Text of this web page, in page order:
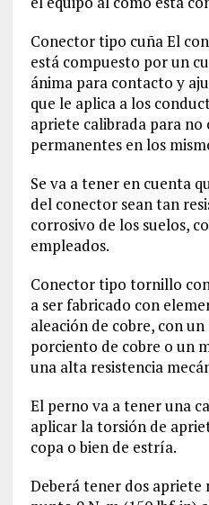
Conector tipo cuña El
está compuesto por un
ánima para contacto y
que le aplica a los
apriete calibrada para no
permanentes en los
Se va a tener en cuenta
del conector sean tan
corrosivo de los suelos,
empleados.
Conector tipo tornillo
a ser fabricado con
aleación de cobre, con
porciento de cobre o un
una alta resistencia
El perno va a tener una
aplicar la torsión de
copa o bien de estría.
Deberá tener dos apriete